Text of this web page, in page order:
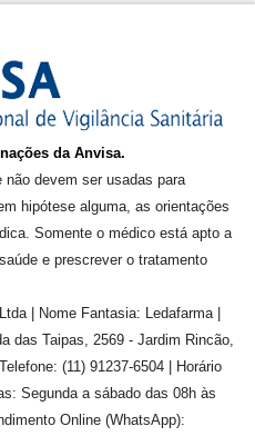
da Anvisa.
devem ser usadas para
hipótese alguma, as orientações
Somente o médico está apto a
e prescrever o tratamento
| Nome Fantasia: Ledafarma |
das Taipas, 2569 - Jardim Rincão,
(11) 91237-6504 | Horário
Segunda a sábado das 08h às
Online (WhatsApp):